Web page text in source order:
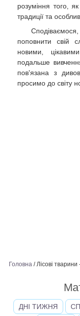
розуміння того,
традиції та
поповнити свій
новими,
подальше
пов'язана з
просимо до світу
Головна / Лісові
ДНІ ТИЖНЯ